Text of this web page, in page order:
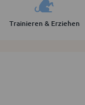
Trainieren & Erziehen